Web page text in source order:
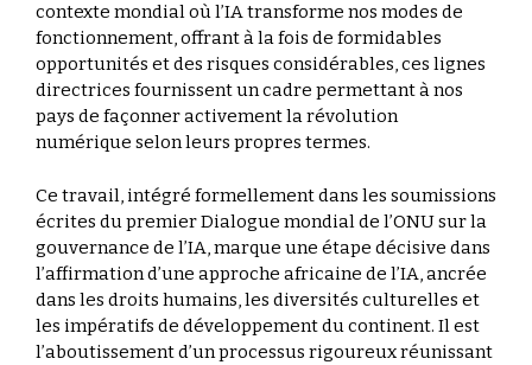
contexte mondial où l’IA transforme nos modes de
fonctionnement, offrant à la fois de formidables
opportunités et des risques considérables, ces lignes
directrices fournissent un cadre permettant à nos
pays de façonner activement la révolution
numérique selon leurs propres termes.
Ce travail, intégré formellement dans les soumissions
écrites du premier Dialogue mondial de l’ONU sur la
gouvernance de l’IA, marque une étape décisive dans
l’affirmation d’une approche africaine de l’IA, ancrée
dans les droits humains, les diversités culturelles et
les impératifs de développement du continent. Il est
l’aboutissement d’un processus rigoureux réunissant